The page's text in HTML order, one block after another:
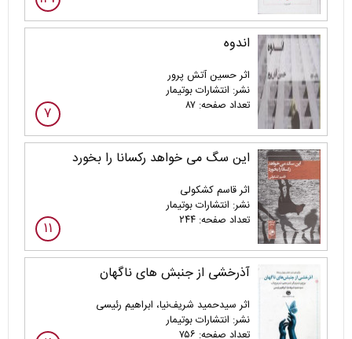
اندوه
اثر حسین آتش پرور
نشر: انتشارات بوتیمار
تعداد صفحه: ۸۷
۷
این سگ می خواهد رکسانا را بخورد
اثر قاسم کشکولی
نشر: انتشارات بوتیمار
تعداد صفحه: ۲۴۴
۱۱
آذرخشی از جنبش های ناگهان
اثر سیدحمید شریف‌نیا، ابراهیم رئیسی
نشر: انتشارات بوتیمار
تعداد صفحه: ۷۵۶